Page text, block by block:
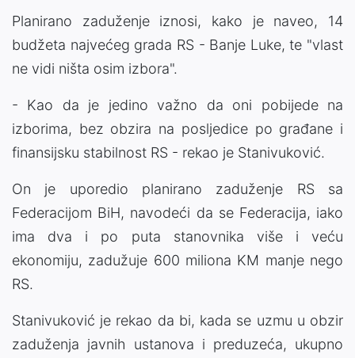
Planirano zaduženje iznosi, kako je naveo, 14
budžeta najvećeg grada RS - Banje Luke, te "vlast
ne vidi ništa osim izbora".
- Kao da je jedino važno da oni pobijede na
izborima, bez obzira na posljedice po građane i
finansijsku stabilnost RS - rekao je Stanivuković.
On je uporedio planirano zaduženje RS sa
Federacijom BiH, navodeći da se Federacija, iako
ima dva i po puta stanovnika više i veću
ekonomiju, zadužuje 600 miliona KM manje nego
RS.
Stanivuković je rekao da bi, kada se uzmu u obzir
zaduženja javnih ustanova i preduzeća, ukupno